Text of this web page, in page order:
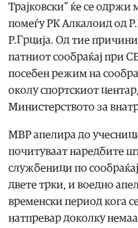
Трајковски” ќе се одржи
помеѓу РК Алкалоид од
Р.Грција. Од тие
патниот сообраќај при
посебен режим на
околу спортскиот
Министерството за
МВР апелира до
почитуваат наредбите
службеници по
двете трки, и воедно
временски период кога
натпревар доколку